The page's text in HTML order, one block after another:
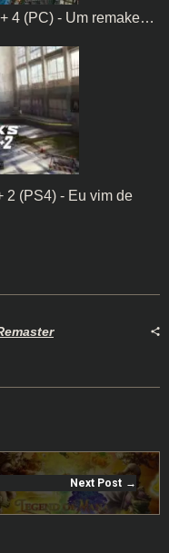
4 (PC) - Um remake…
2 (PS4) - Eu vim de
Next Post